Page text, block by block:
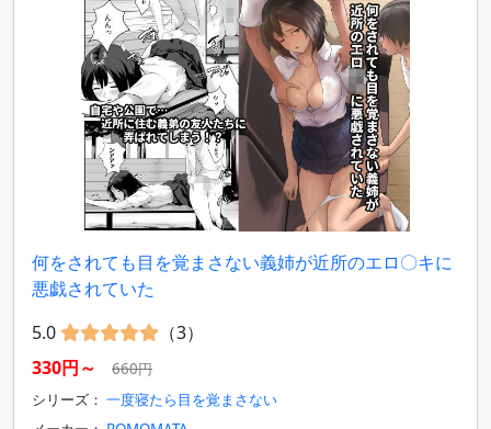
何をされても目を覚まさない義姉が近所のエロ〇キに
悪戯されていた
5.0
（3）
330円～
660円
シリーズ： 一度寝たら目を覚まさない